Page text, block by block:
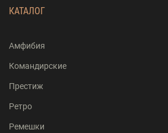
КАТАЛОГ
Амфибия
Командирские
Престиж
Ретро
Ремешки